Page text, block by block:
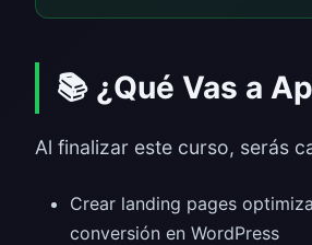
📚 ¿Qué Vas a
Al finalizar este curso, serás
Crear landing pages
conversión en WordPress